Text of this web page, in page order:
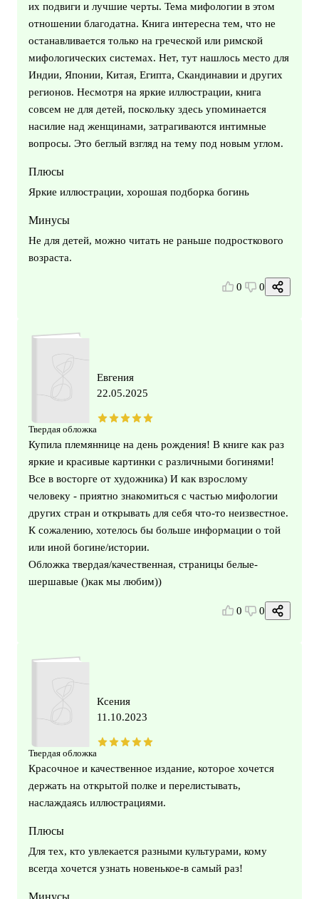
их подвиги и лучшие черты. Тема мифологии в этом
отношении благодатна. Книга интересна тем, что не
останавливается только на греческой или римской
мифологических системах. Нет, тут нашлось место для
Индии, Японии, Китая, Египта, Скандинавии и других
регионов. Несмотря на яркие иллюстрации, книга
совсем не для детей, поскольку здесь упоминается
насилие над женщинами, затрагиваются интимные
вопросы. Это беглый взгляд на тему под новым углом.
Плюсы
Яркие иллюстрации, хорошая подборка богинь
Минусы
Не для детей, можно читать не раньше подросткового
возраста.
0 0
Твердая обложка
Евгения
22.05.2025
Купила племяннице на день рождения! В книге как раз
яркие и красивые картинки с различными богинями!
Все в восторге от художника) И как взрослому
человеку - приятно знакомиться с частью мифологии
других стран и открывать для себя что-то неизвестное.
К сожалению, хотелось бы больше информации о той
или иной богине/истории.
Обложка твердая/качественная, страницы белые-
шершавые ()как мы любим))
0 0
Твердая обложка
Ксения
11.10.2023
Красочное и качественное издание, которое хочется
держать на открытой полке и перелистывать,
наслаждаясь иллюстрациями.
Плюсы
Для тех, кто увлекается разными культурами, кому
всегда хочется узнать новенькое-в самый раз!
Минусы